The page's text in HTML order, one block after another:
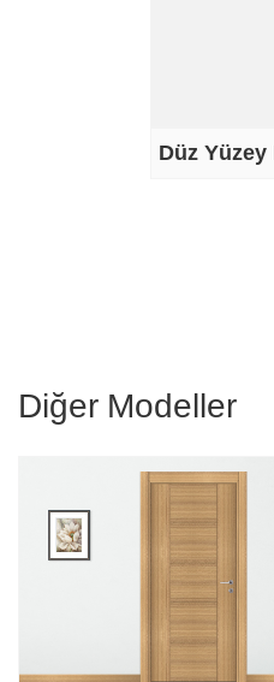
Düz Yüzey
Diğer Modeller